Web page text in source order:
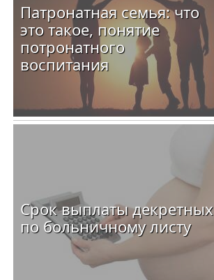
Патронатная семья: что
это такое, понятие
потронатного
воспитания
Срок выплаты декретных
по больничному листу